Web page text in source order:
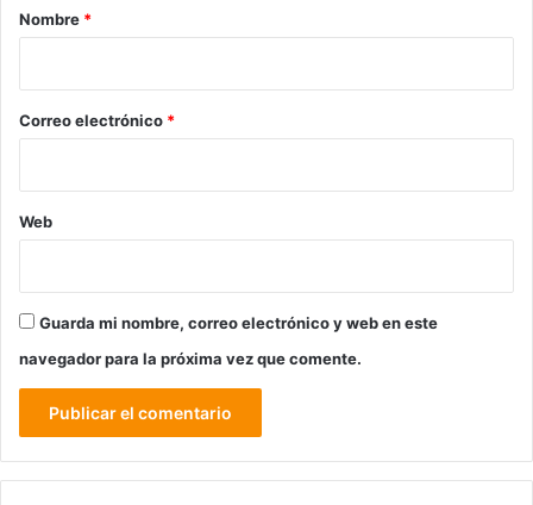
r
*
Nombre *
Correo electrónico *
Web
Guarda mi nombre, correo electrónico y web en este
navegador para la próxima vez que comente.